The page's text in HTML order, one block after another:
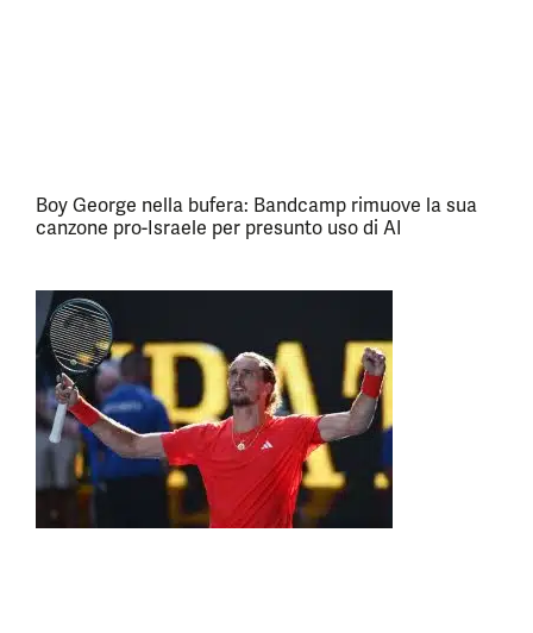
Boy George nella bufera: Bandcamp rimuove la sua
canzone pro-Israele per presunto uso di AI